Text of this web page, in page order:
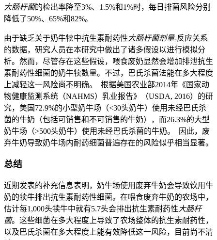
大肠杆菌的检出率降至3%、1.5%和1%时，每日排菌风险分别
降低了50%、65%和82%。
由于缺乏关于奶牛犊中抗生素耐药性 大肠杆菌剂量-反应关系
的数据，研究人员在本研究中做出了诸多假设以进行模拟分
析。然而，尽管存在这些假设，喂食废奶显然会增加排泄抗生
素耐药性细菌的奶牛犊数量。不过，巴氏杀菌法能在多大程度
上减轻这一风险尚不明确。 根据美国农业部2014年《国家动
物健康监测系统（NAHMS）乳业报告》（USDA, 2016）的研
究，美国72.9%的小型奶牛场（<30头奶牛）使用未经巴氏杀
菌的牛奶（包括可销售和不可销售的牛奶），而26.3%的大型
奶牛场（>500头奶牛）使用未经巴氏杀菌的牛奶。 因此，废
弃牛奶导致奶牛场内耐药细菌普遍存在的风险似乎相当显著。
总结
近期发表的补充信息表明，奶牛场使用废弃牛奶会导致饮用牛
奶的犊牛排出抗生素耐药性细菌。在喂食废弃牛奶的农场中，
估计每1,000头犊牛中就有5.7头会排出抗生素耐药性 大肠杆
菌。这些细菌在多大程度上导致了农场整体的抗生素耐药性，
以及巴氏杀菌在多大程度上能有效降低这一风险，目前尚不清